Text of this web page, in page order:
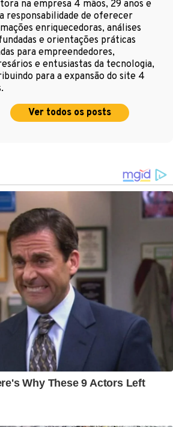
na empresa 4 mãos, 29 anos e
responsabilidade de oferecer
enriquecedoras, análises
e orientações práticas
para empreendedores,
e entusiastas da tecnologia,
para a expansão do site 4
Ver todos os posts